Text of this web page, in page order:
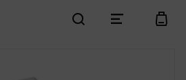
search menu cart